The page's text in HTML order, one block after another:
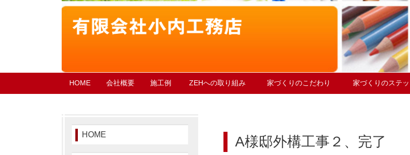
HOME 会社概要 施工例 ZEHへの取り組み 家づくりのこだわり 家づくりのステ
A様邸外構工事２、完了
HOME